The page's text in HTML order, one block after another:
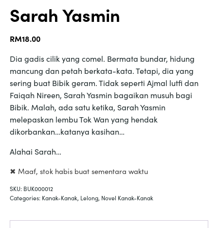
Sarah Yasmin
RM18.00
Dia gadis cilik yang comel. Bermata bundar, hidung
mancung dan petah berkata-kata. Tetapi, dia yang
sering buat Bibik geram. Tidak seperti Ajmal lutfi dan
Faiqah Nireen, Sarah Yasmin bagaikan musuh bagi
Bibik. Malah, ada satu ketika, Sarah Yasmin
melepaskan lembu Tok Wan yang hendak
dikorbankan…katanya kasihan…
Alahai Sarah…
✖ Maaf, stok habis buat sementara waktu
SKU: BUK000012
Categories: Kanak-Kanak, Lelong, Novel Kanak-Kanak